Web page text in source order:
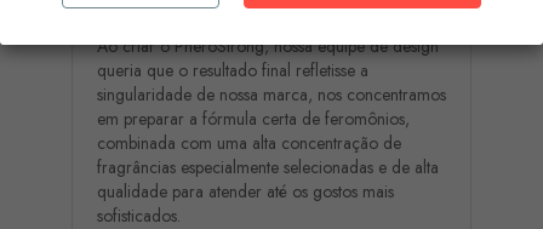
Ao criar o PheroStrong, nossa equipe de design
queria que o resultado final refletisse a
singularidade de nossa marca, nos concentramos
em preparar a fórmula certa de feromônios,
combinada com uma alta concentração de
fragrâncias especialmente selecionadas e de alta
qualidade para atender até os gostos mais
sofisticados.